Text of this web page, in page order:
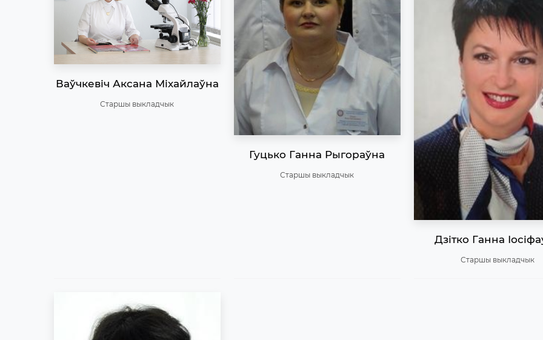
Ваўчкевіч Аксана Міхайлаўна
Старшы выкладчык
Гуцько Ганна Рыгораўна
Старшы выкладчык
Дзітко Ганна
Старшы выкладчык